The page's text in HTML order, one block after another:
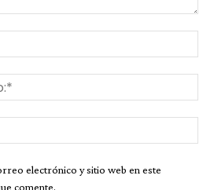
electrónico y sitio web en este
comente.